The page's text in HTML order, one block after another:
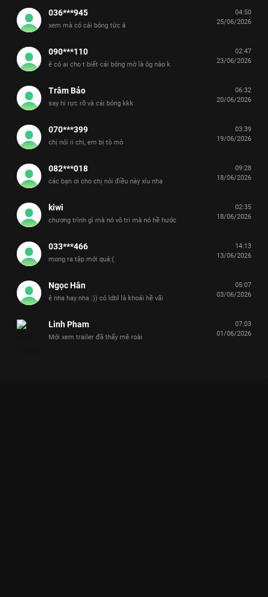
036***945
xem mà có cái bóng tức á
04:50
25/06/2026
090***110
ê có ai cho t biết cái bóng mờ là ôg nào k
02:47
23/06/2026
Trâm Bảo
say hi rực rỡ và cái bóng kkk
06:32
20/06/2026
070***399
chị nói ii chị, em bị tò mò
03:39
19/06/2026
082***018
các bạn ơi cho chị nói điều này xíu nha
09:28
18/06/2026
kiwi
chương trình gì mà nó vô tri mà nó hề hước
02:35
18/06/2026
033***466
mong ra tập mới quá:(
14:13
13/06/2026
Ngọc Hân
ê nha hay nha :)) có ldbl là khoái hề vãi
05:07
03/06/2026
Linh Pham
Mới xem trailer đã thấy mê roài
07:03
01/06/2026